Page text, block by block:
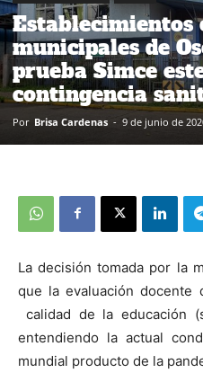
Establecimientos
municipales de
prueba Simce
contingencia
Por Brisa Cardenas - 9 de junio de
La decisión tomada por la
que la evaluación docente
calidad de la educación
entendiendo la actual
mundial producto de la